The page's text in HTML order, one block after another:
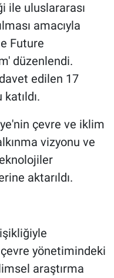
ile uluslararası
amacıyla
Future
düzenlendi.
edilen 17
çevre ve iklim
vizyonu ve
aktarıldı.
çevre yönetimindeki
araştırma